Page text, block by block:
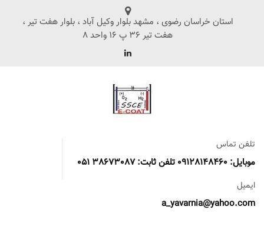
استان خراسان رضوی ، مشهد بلوار وکیل آباد ، بلوار هفت تیر ،
هفت تیر 36 پ 16 واحد 8
تلفن تماس
موبایل: 09128148460 تلفن ثابت: 38673087 051
ایمیل
a_yavarnia@yahoo.com